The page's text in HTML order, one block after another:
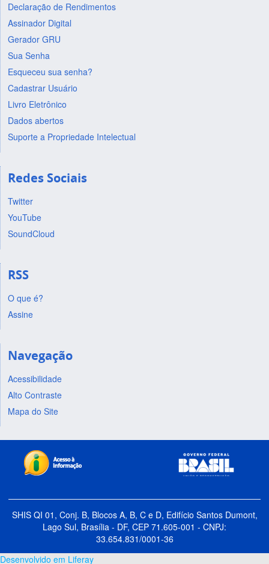
Declaração de Rendimentos
Assinador Digital
Gerador GRU
Sua Senha
Esqueceu sua senha?
Cadastrar Usuário
Livro Eletrônico
Dados abertos
Suporte a Propriedade Intelectual
Redes Sociais
Twitter
YouTube
SoundCloud
RSS
O que é?
Assine
Navegação
Acessibilidade
Alto Contraste
Mapa do Site
SHIS QI 01, Conj. B, Blocos A, B, C e D, Edifício Santos Dumont,
Lago Sul, Brasília - DF, CEP 71.605-001 - CNPJ:
33.654.831/0001-36
Desenvolvido em Liferay